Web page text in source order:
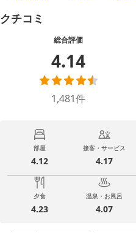
クチコミ
総合評価
4.14
1,481件
部屋
4.12
接客・サービス
4.17
夕食
4.23
温泉・お風呂
4.07